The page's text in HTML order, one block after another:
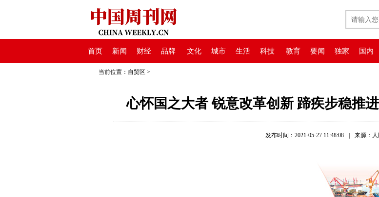
首页 新闻 财经 品牌 文化 城市 生活 科技 教育 要闻 独家 国内
当前位置： 自贸区 >
心怀国之大者 锐意改革创新 蹄疾步稳推
发布时间：2021-05-27 11:48:08 来源：人